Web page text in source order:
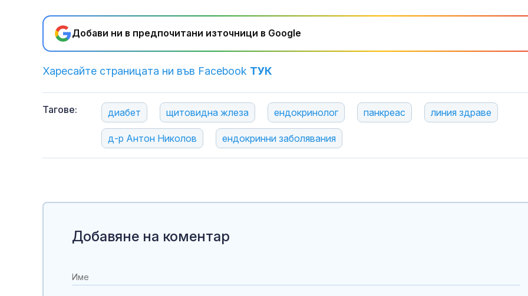
Добави ни в предпочитани източници в Google
Харесайте страницата ни във Facebook ТУК
Тагове: диабет щитовидна жлеза ендокринолог панкреас линия здраве
д-р Антон Николов ендокринни заболявания
Добавяне на коментар